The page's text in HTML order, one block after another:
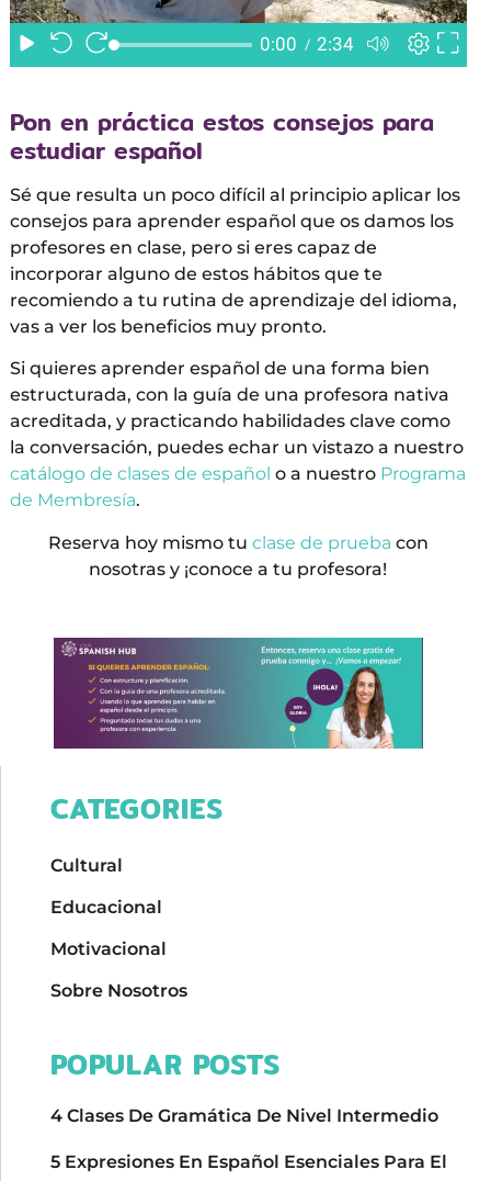
Pon en práctica estos consejos para
estudiar español
Sé que resulta un poco difícil al principio aplicar los
consejos para aprender español que os damos los
profesores en clase, pero si eres capaz de
incorporar alguno de estos hábitos que te
recomiendo a tu rutina de aprendizaje del idioma,
vas a ver los beneficios muy pronto.
Si quieres aprender español de una forma bien
estructurada, con la guía de una profesora nativa
acreditada, y practicando habilidades clave como
la conversación, puedes echar un vistazo a nuestro
catálogo de clases de español o a nuestro Programa
de Membresía.
Reserva hoy mismo tu clase de prueba con
nosotras y ¡conoce a tu profesora!
CATEGORIES
Cultural
Educacional
Motivacional
Sobre Nosotros
POPULAR POSTS
4 Clases De Gramática De Nivel Intermedio
5 Expresiones En Español Esenciales Para El